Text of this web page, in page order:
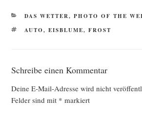
KATEGORIEN
DAS WETTER, PHOTO OF THE
SCHLAGWÖRTER
AUTO, EISBLUME, FROST
Schreibe einen Kommentar
Deine E-Mail-Adresse wird nicht
Felder sind mit * markiert